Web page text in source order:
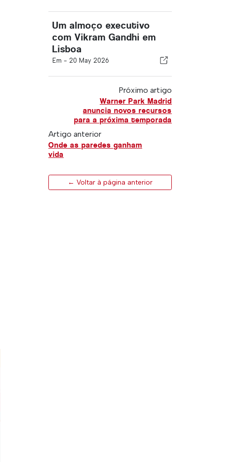
Um almoço executivo
com Vikram Gandhi em
Lisboa
Em - 20 May 2026
Próximo artigo
Warner Park Madrid
anuncia novos recursos
para a próxima temporada
Artigo anterior
Onde as paredes ganham
vida
← Voltar à página anterior